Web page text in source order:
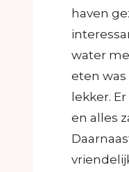
haven
water
eten
lekker.
en alles